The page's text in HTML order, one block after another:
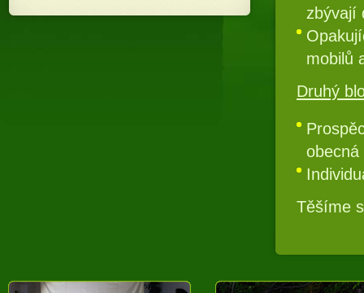
zbývají
mobilů
Druhý
obecná
Těšíme